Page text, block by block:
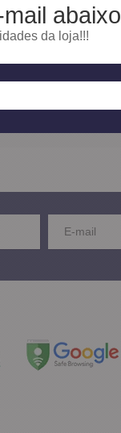
abaixo
da loja!!!